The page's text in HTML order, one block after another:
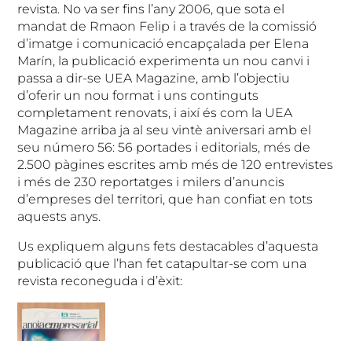
revista. No va ser fins l’any 2006, que sota el
mandat de Rmaon Felip i a través de la comissió
d’imatge i comunicació encapçalada per Elena
Marín, la publicació experimenta un nou canvi i
passa a dir-se UEA Magazine, amb l’objectiu
d’oferir un nou format i uns continguts
completament renovats, i així és com la UEA
Magazine arriba ja al seu vintè aniversari amb el
seu número 56: 56 portades i editorials, més de
2.500 pàgines escrites amb més de 120 entrevistes
i més de 230 reportatges i milers d’anuncis
d’empreses del territori, que han confiat en tots
aquests anys.
Us expliquem alguns fets destacables d’aquesta
publicació que l’han fet catapultar-se com una
revista reconeguda i d’èxit: